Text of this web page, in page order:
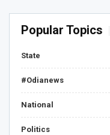
Popular Topics
State
#Odianews
National
Politics